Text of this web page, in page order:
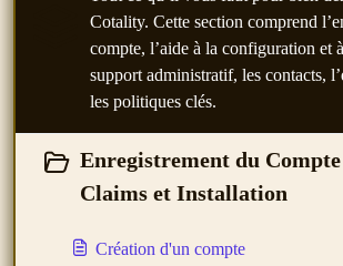
Cotality. Cette section comprend
compte, l’aide à la configuration et
support administratif, les contacts,
les politiques clés.
Enregistrement du
Claims et Installation
Création d'un compte